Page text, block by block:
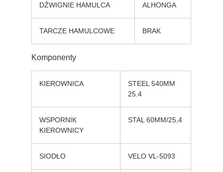
DŹWIGNIE HAMULCA ALHONGA
TARCZE HAMULCOWE BRAK
Komponenty
KIEROWNICA
STEEL 540MM
25.4
WSPORNIK
KIEROWNICY
STAL 60MM/25,4
SIODŁO VELO VL-5093